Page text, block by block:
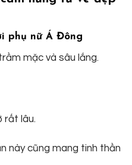
phụ nữ Á Đông
mặc và sâu lắng.
rất lâu.
này cũng mang tinh thần